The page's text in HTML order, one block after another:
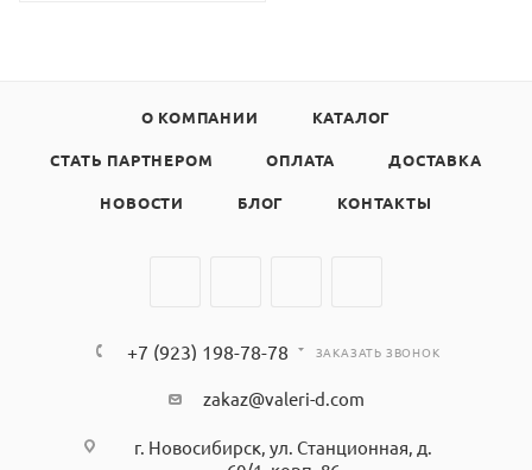
О КОМПАНИИ КАТАЛОГ
СТАТЬ ПАРТНЕРОМ ОПЛАТА ДОСТАВКА
НОВОСТИ БЛОГ КОНТАКТЫ
+7 (923) 198-78-78 ЗАКАЗАТЬ ЗВОНОК
zakaz@valeri-d.com
г. Новосибирск, ул. Станционная, д.